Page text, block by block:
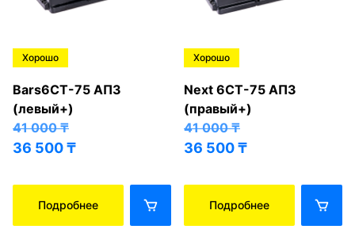
Хорошо
Bars6СТ-75 АПЗ
(левый+)
41 000₸
36 500₸
Подробнее
Хорошо
Next 6СТ-75 АПЗ
(правый+)
41 000₸
36 500₸
Подробнее